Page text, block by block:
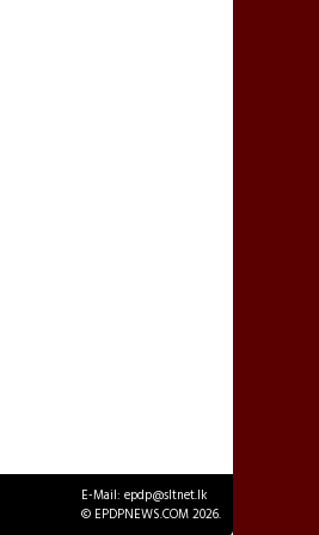
E-Mail: epdp@sltnet.lk
© EPDPNEWS.COM 2026.